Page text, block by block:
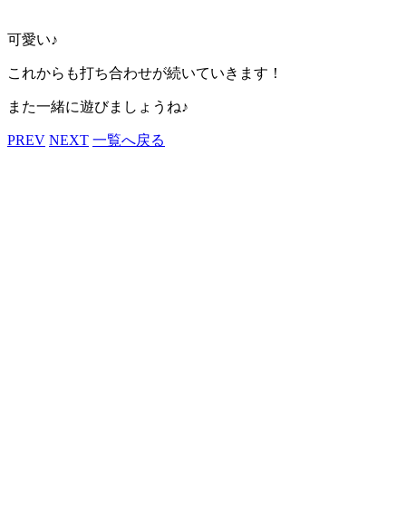
可愛い♪
これからも打ち合わせが続いていきます！
また一緒に遊びましょうね♪
PREV NEXT 一覧へ戻る